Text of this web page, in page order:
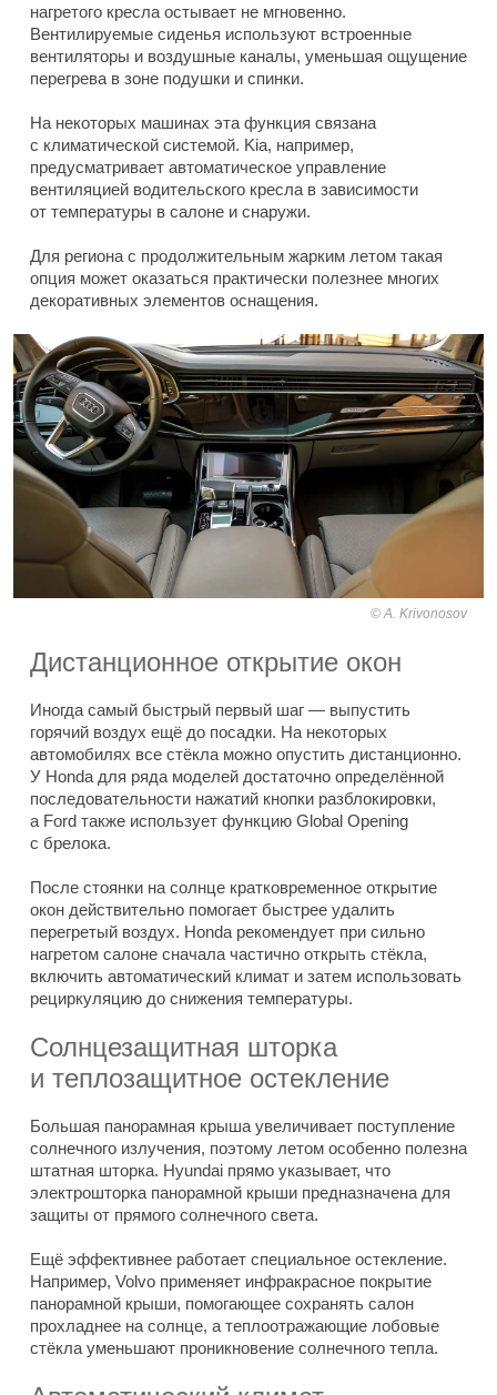
нагретого кресла остывает не мгновенно.
Вентилируемые сиденья используют встроенные
вентиляторы и воздушные каналы, уменьшая ощущение
перегрева в зоне подушки и спинки.
На некоторых машинах эта функция связана
с климатической системой. Kia, например,
предусматривает автоматическое управление
вентиляцией водительского кресла в зависимости
от температуры в салоне и снаружи.
Для региона с продолжительным жарким летом такая
опция может оказаться практически полезнее многих
декоративных элементов оснащения.
A. Krivonosov
Дистанционное открытие окон
Иногда самый быстрый первый шаг — выпустить
горячий воздух ещё до посадки. На некоторых
автомобилях все стёкла можно опустить дистанционно.
У Honda для ряда моделей достаточно определённой
последовательности нажатий кнопки разблокировки,
а Ford также использует функцию Global Opening
с брелока.
После стоянки на солнце кратковременное открытие
окон действительно помогает быстрее удалить
перегретый воздух. Honda рекомендует при сильно
нагретом салоне сначала частично открыть стёкла,
включить автоматический климат и затем использовать
рециркуляцию до снижения температуры.
Солнцезащитная шторка
и теплозащитное остекление
Большая панорамная крыша увеличивает поступление
солнечного излучения, поэтому летом особенно полезна
штатная шторка. Hyundai прямо указывает, что
электрошторка панорамной крыши предназначена для
защиты от прямого солнечного света.
Ещё эффективнее работает специальное остекление.
Например, Volvo применяет инфракрасное покрытие
панорамной крыши, помогающее сохранять салон
прохладнее на солнце, а теплоотражающие лобовые
стёкла уменьшают проникновение солнечного тепла.